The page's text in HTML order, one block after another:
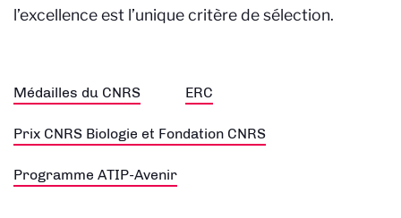
l’excellence est l’unique critère de sélection.
Médailles du CNRS ERC
Prix CNRS Biologie et Fondation CNRS
Programme ATIP-Avenir